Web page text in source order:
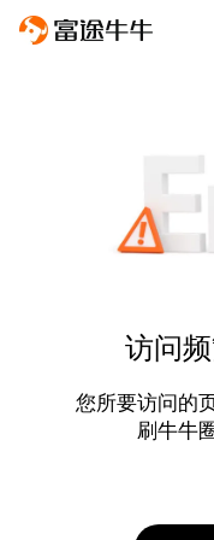
访问
您所要访问的
刷牛牛